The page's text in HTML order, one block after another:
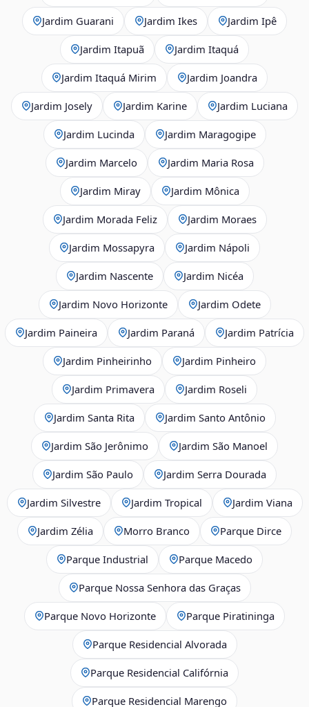
Jardim Guarani Jardim Ikes Jardim Ipê
Jardim Itapuã Jardim Itaquá
Jardim Itaquá Mirim Jardim Joandra
Jardim Josely Jardim Karine Jardim Luciana
Jardim Lucinda Jardim Maragogipe
Jardim Marcelo Jardim Maria Rosa
Jardim Miray Jardim Mônica
Jardim Morada Feliz Jardim Moraes
Jardim Mossapyra Jardim Nápoli
Jardim Nascente Jardim Nicéa
Jardim Novo Horizonte Jardim Odete
Jardim Paineira Jardim Paraná Jardim Patrícia
Jardim Pinheirinho Jardim Pinheiro
Jardim Primavera Jardim Roseli
Jardim Santa Rita Jardim Santo Antônio
Jardim São Jerônimo Jardim São Manoel
Jardim São Paulo Jardim Serra Dourada
Jardim Silvestre Jardim Tropical Jardim Viana
Jardim Zélia Morro Branco Parque Dirce
Parque Industrial Parque Macedo
Parque Nossa Senhora das Graças
Parque Novo Horizonte Parque Piratininga
Parque Residencial Alvorada
Parque Residencial Califórnia
Parque Residencial Marengo